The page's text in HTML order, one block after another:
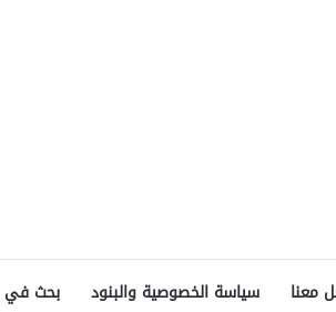
معنا سياسة الخصوصية والبنود بحث في